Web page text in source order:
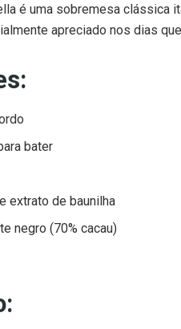
é uma sobremesa clássica
apreciado nos dias
bater
extrato de baunilha
negro (70% cacau)